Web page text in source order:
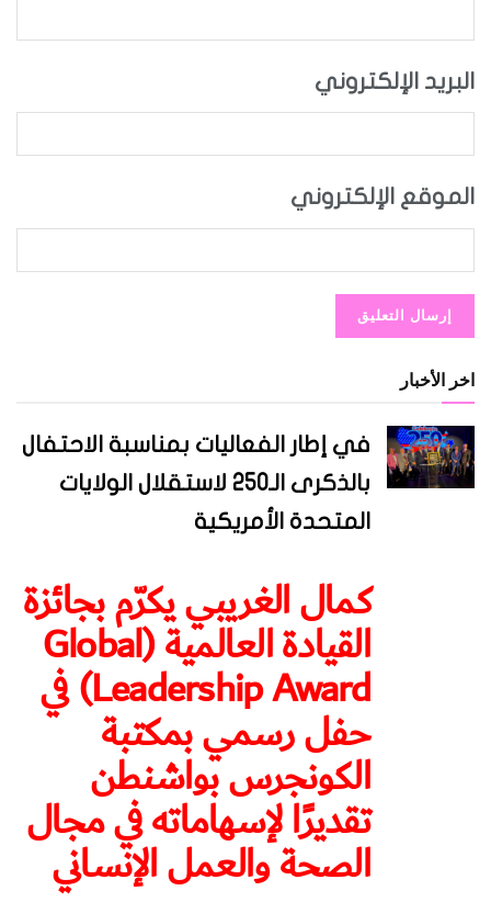
البريد الإلكتروني
الموقع الإلكتروني
اخر الأخبار
في إطار الفعاليات بمناسبة الاحتفال
بالذكرى الـ250 لاستقلال الولايات
المتحدة الأمريكية
كمال الغريبي يكرّم بجائزة
القيادة العالمية (Global
Leadership Award) في
حفل رسمي بمكتبة
الكونجرس بواشنطن
تقديرًا لإسهاماته في مجال
الصحة والعمل الإنساني